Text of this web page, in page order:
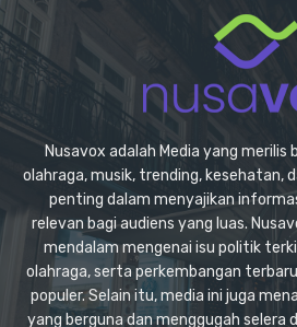
Nusavox adalah Media yang
olahraga, musik, trending, kesehatan,
penting dalam menyajikan
relevan bagi audiens yang luas.
mendalam mengenai isu politik
olahraga, serta perkembangan
populer. Selain itu, media ini juga
yang berguna dan menggugah selera